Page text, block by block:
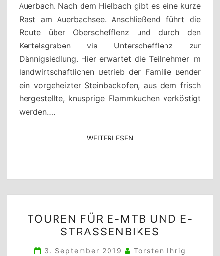
Auerbach. Nach dem Hielbach gibt es eine kurze
Rast am Auerbachsee. Anschließend führt die
Route über Oberschefflenz und durch den
Kertelsgraben via Unterschefflenz zur
Dännigsiedlung. Hier erwartet die Teilnehmer im
landwirtschaftlichen Betrieb der Familie Bender
ein vorgeheizter Steinbackofen, aus dem frisch
hergestellte, knusprige Flammkuchen verköstigt
werden….
WEITERLESENWEITERLESEN
E-
MTB
UND
TOUREN FÜR E-MTB UND E-
STRASSENBIKES
3. September 2019 Torsten Ihrig